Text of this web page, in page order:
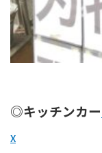
◎キッチンカー
X